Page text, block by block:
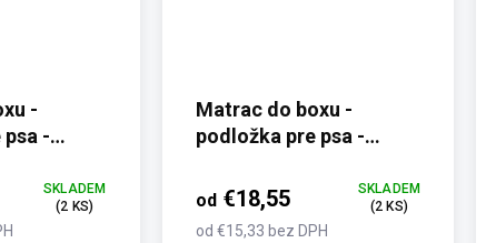
-
-
SKLADEM
(2 KS)
Matrac do boxu -
podložka pre psa -
od €15,33 bez DPH
od€18,55
SKLADEM
(2 KS)